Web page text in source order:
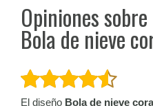
Opiniones
Bola de nieve
El diseño Bola de nieve